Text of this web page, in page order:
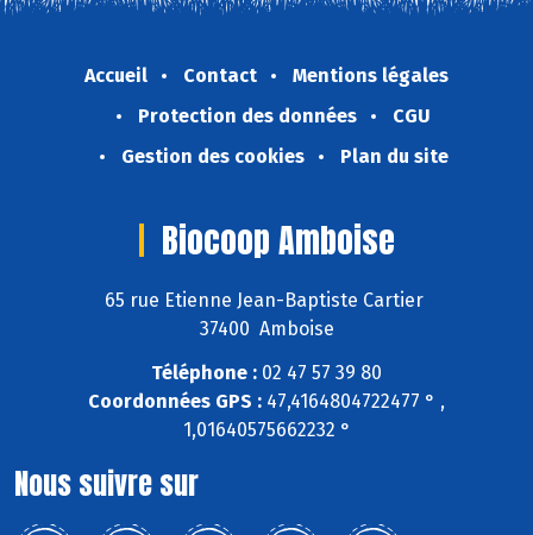
Accueil Contact
Mentions légales
Protection des données
CGU
Gestion des cookies
Plan du site
Biocoop Amboise
65 rue Etienne Jean-Baptiste Cartier
37400 Amboise
Téléphone : 02 47 57 39 80
Coordonnées GPS : 47,4164804722477 ° ,
1,01640575662232 °
Nous suivre sur